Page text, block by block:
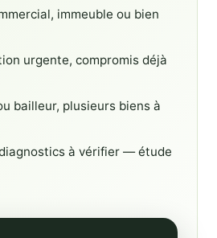
immeuble ou bien
urgente, compromis déjà
bailleur, plusieurs biens à
à vérifier — étude